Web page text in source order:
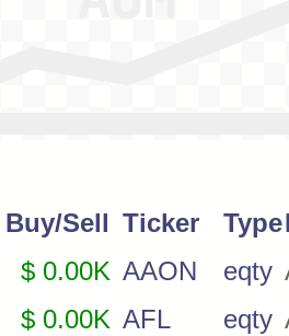
Buy/Sell Ticker Type
$ 0.00K AAON eqty
$ 0.00K AFL eqty